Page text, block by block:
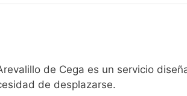
de Cega es un servicio
de desplazarse.​